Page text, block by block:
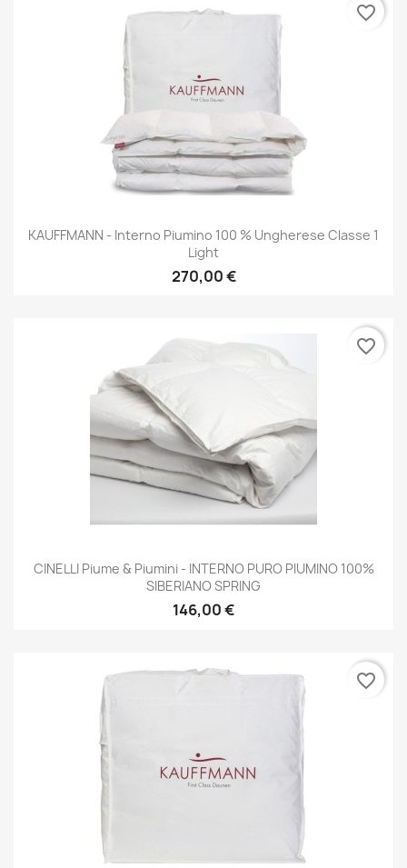
KAUFFMANN - Interno Piumino 100 % Ungherese Classe 1
Light
270,00 €
favorite_border
CINELLI Piume & Piumini - INTERNO PURO PIUMINO 100%
SIBERIANO SPRING
146,00 €
favorite_border
favorite_border